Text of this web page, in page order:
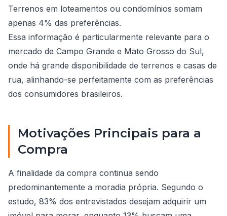
Terrenos em loteamentos ou condomínios somam
apenas 4% das preferências.
Essa informação é particularmente relevante para o
mercado de Campo Grande e Mato Grosso do Sul,
onde há grande disponibilidade de terrenos e casas de
rua, alinhando-se perfeitamente com as preferências
dos consumidores brasileiros.
Motivações Principais para a
Compra
A finalidade da compra continua sendo
predominantemente a moradia própria. Segundo o
estudo, 83% dos entrevistados desejam adquirir um